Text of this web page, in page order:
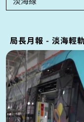
局長月報 - 淡海輕